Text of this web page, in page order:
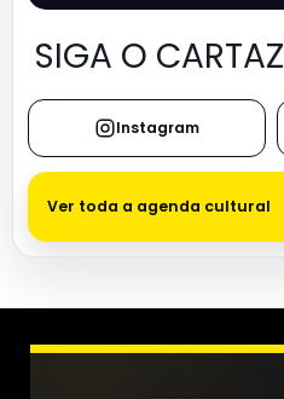
SIGA O CARTAZ
Instagram
Ver toda a agenda cultural